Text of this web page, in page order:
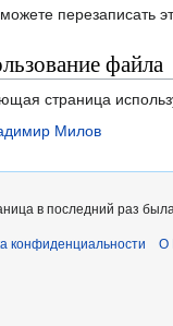
перезаписать
файла
страница
Милов
в последний раз
конфиденциальности О